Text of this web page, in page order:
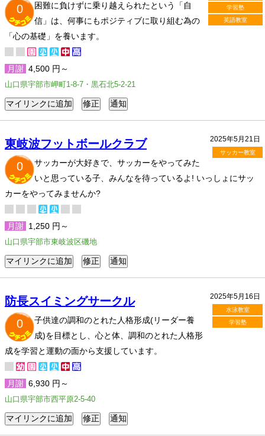
学習塾
英語教室
0
困難に負けずに乗り越えられたという「自
信」は、何事にもポジティブに取り組む為の
「心の基礎」を養います。
月謝 4,500 円～
山口県宇部市岬町1-8-7・黒石北5-2-21
2025年5月21日
サッカー教室
東岐波フットボールクラブ
0
サッカーが大好きで、サッカーをやってみた
いと思っている子、みんなを待っているよ! いっしょにサッ
カーをやってみませんか?
月謝 1,250 円～
山口県宇部市東岐波区磯地
2025年5月16日
水泳教室
学習塾
防長スイミングサークル
0
子供達の調和のとれた人格形成(リーダー養
成)を目標とし、心と体、調和のとれた人格形
成を学習と運動の面から支援しています。
月謝 6,930 円～
山口県宇部市西平原2-5-40